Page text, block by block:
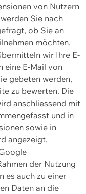
von Nutzern
Sie nach
ob Sie an
möchten.
wir Ihre E-
eine E-Mail von
gebeten werden,
zu bewerten. Die
anschliessend mit
und in
sowie in
angezeigt.
der Nutzung
es auch zu einer
Daten an die